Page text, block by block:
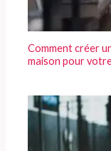
Comment créer
maison pour